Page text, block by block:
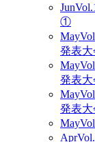
Jun
①
May
発表
May
発表
May
発表
May
Apr